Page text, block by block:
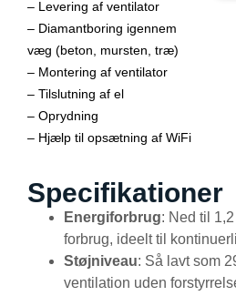
– Levering af ventilator
– Diamantboring igennem
væg (beton, mursten, træ)
– Montering af ventilator
– Tilslutning af el
– Oprydning
– Hjælp til opsætning af WiFi
Specifikationer
Energiforbrug: Ned til
forbrug, ideelt til
Støjniveau: Så lavt som
ventilation uden